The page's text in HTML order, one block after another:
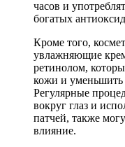
часов и
богатых
Кроме того,
увлажняющие
ретинолом,
кожи и
Регулярные
вокруг глаз и
патчей, также
влияние.